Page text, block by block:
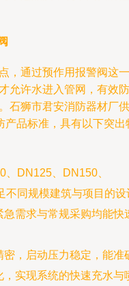
，通过预作用报警阀这一
允许水进入管网，有效防
石狮市君安消防器材厂供
产品标准，具有以下突出
、DN125、DN150、
不同规模建筑与项目的设
需求与常规采购均能快
密，启动压力稳定，能准
实现系统的快速充水与